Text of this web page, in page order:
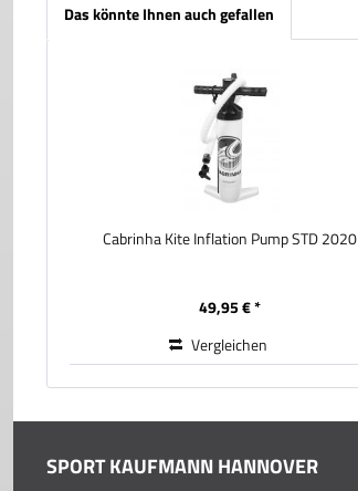
Das könnte Ihnen auch gefallen
Cabrinha Kite Inflation Pump STD 2020
49,95 € *
Vergleichen
SPORT KAUFMANN HANNOVER